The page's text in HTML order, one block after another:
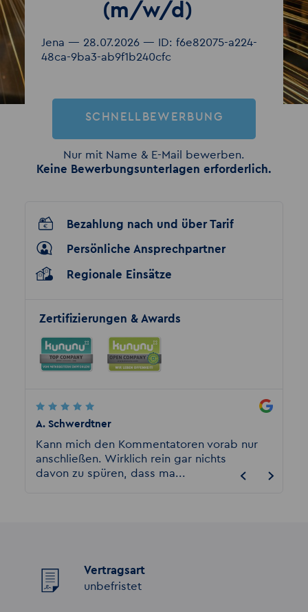
(m/w/d)
Jena — 28.07.2026 — ID: f6e82075-a224-
48ca-9ba3-ab9f1b240cfc
SCHNELLBEWERBUNG
Nur mit Name & E-Mail bewerben.
Keine Bewerbungsunterlagen erforderlich.
Bezahlung nach und über Tarif
Persönliche Ansprechpartner
Regionale Einsätze
Zertifizierungen & Awards
A. Schwerdtner
Kann mich den Kommentatoren vorab nur
anschließen. Wirklich rein gar nichts
davon zu spüren, dass ma...
Vertragsart
unbefristet